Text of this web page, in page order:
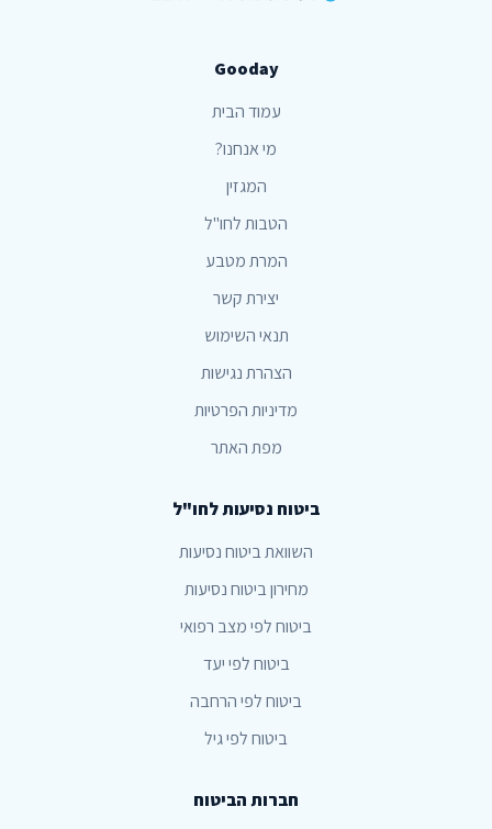
Gooday
עמוד הבית
מי אנחנו?
המגזין
הטבות לחו"ל
המרת מטבע
יצירת קשר
תנאי השימוש
הצהרת נגישות
מדיניות הפרטיות
מפת האתר
ביטוח נסיעות לחו"ל
השוואת ביטוח נסיעות
מחירון ביטוח נסיעות
ביטוח לפי מצב רפואי
ביטוח לפי יעד
ביטוח לפי הרחבה
ביטוח לפי גיל
חברות הביטוח